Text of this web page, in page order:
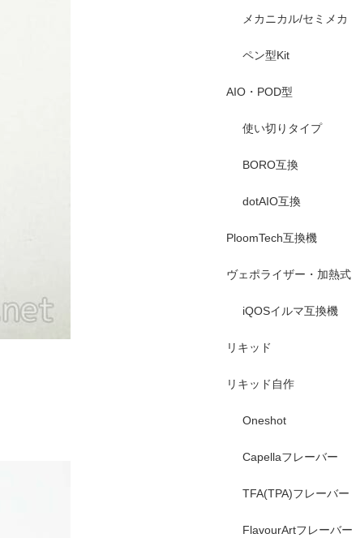
メカニカル/セミメカ
ペン型Kit
AIO・POD型
使い切りタイプ
BORO互換
dotAIO互換
PloomTech互換機
ヴェポライザー・加熱式
iQOSイルマ互換機
リキッド
リキッド自作
Oneshot
Capellaフレーバー
TFA(TPA)フレーバー
FlavourArtフレーバー